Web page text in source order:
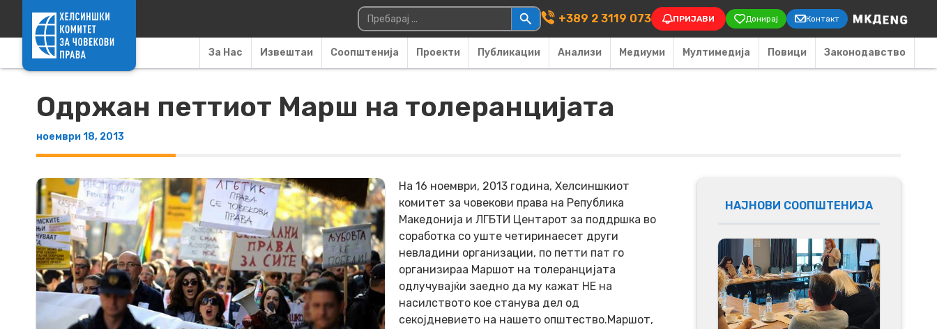
Main Navigation
Пребарувај за: +389 2 3119 073 ПРИЈАВИ Донирај Контакт
За Нас Извештаи Соопштенија Проекти Публикации Анализи Медиуми Мултимедија Повици Законодавство
Одржан петтиот Марш на толеранцијата
ноември 18, 2013
На 16 ноември, 2013 година, Хелсиншкиот
комитет за човекови права на Република
Македонија и ЛГБТИ Центарот за поддршка во
соработка со уште четиринаесет други
невладини организации, по петти пат го
организираа Маршот на толеранцијата
одлучувајќи заедно да му кажат НЕ на
насилството кое станува дел од
секојдневието на нашето општество.Маршот,
НАЈНОВИ СООПШТЕНИЈА